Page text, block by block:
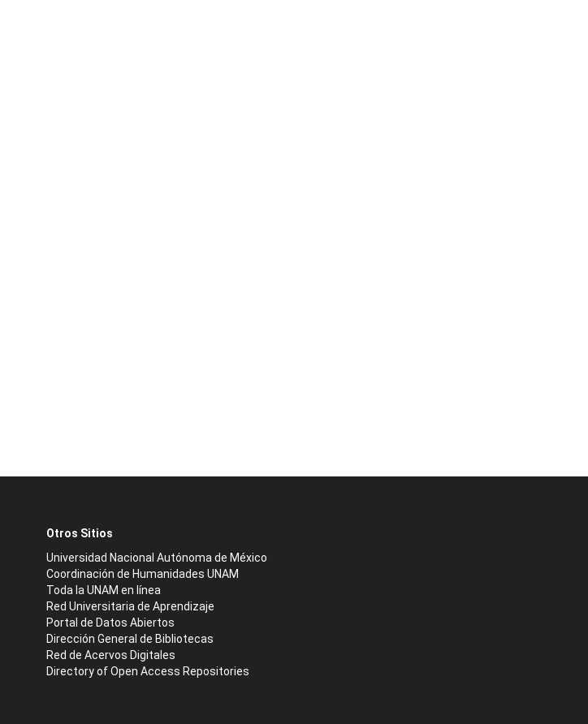
Otros Sitios
Universidad Nacional Autónoma de México
Coordinación de Humanidades UNAM
Toda la UNAM en línea
Red Universitaria de Aprendizaje
Portal de Datos Abiertos
Dirección General de Bibliotecas
Red de Acervos Digitales
Directory of Open Access Repositories